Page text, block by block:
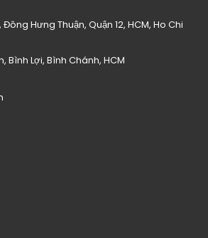
Hưng Thuận, Quận 12, HCM, Ho Chi
Bình Lợi, Bình Chánh, HCM